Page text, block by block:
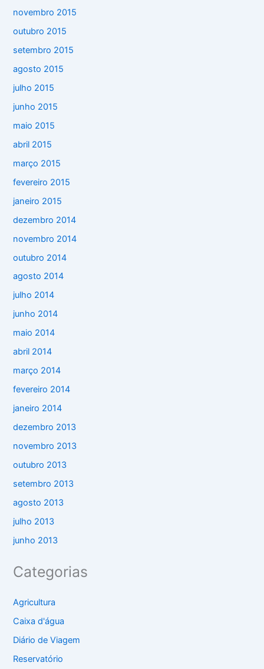
novembro 2015
outubro 2015
setembro 2015
agosto 2015
julho 2015
junho 2015
maio 2015
abril 2015
março 2015
fevereiro 2015
janeiro 2015
dezembro 2014
novembro 2014
outubro 2014
agosto 2014
julho 2014
junho 2014
maio 2014
abril 2014
março 2014
fevereiro 2014
janeiro 2014
dezembro 2013
novembro 2013
outubro 2013
setembro 2013
agosto 2013
julho 2013
junho 2013
Categorias
Agricultura
Caixa d'água
Diário de Viagem
Reservatório